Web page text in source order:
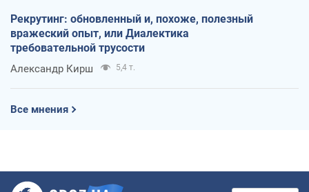
Рекрутинг: обновленный и, похоже, полезный
вражеский опыт, или Диалектика
требовательной трусости
Александр Кирш 5,4 т.
Все мнения